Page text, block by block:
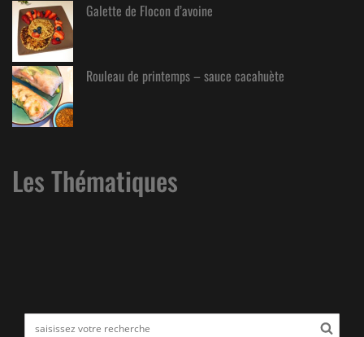
Galette de Flocon d’avoine
Rouleau de printemps – sauce cacahuète
Les Thématiques